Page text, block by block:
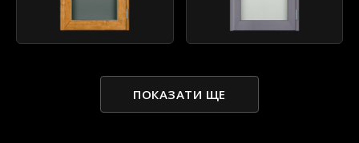
ПОКАЗАТИ ЩЕ